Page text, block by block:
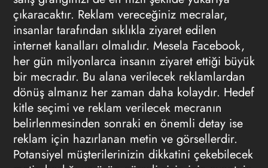
çıkaracaktır. Reklam vereceğiniz mecralar,
insanlar tarafından sıklıkla ziyaret edilen
internet kanalları olmalıdır. Mesela Facebook,
her gün milyonlarca insanın ziyaret ettiği büyük
bir mecradır. Bu alana verilecek reklamlardan
dönüş almanız her zaman daha kolaydır. Hedef
kitle seçimi ve reklam verilecek mecranın
belirlenmesinden sonraki en önemli detay ise
reklam için hazırlanan metin ve görsellerdir.
Potansiyel müşterilerinizin dikkatini çekebilecek